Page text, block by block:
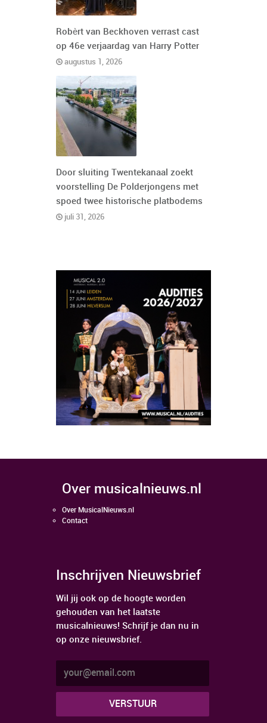
Robèrt van Beckhoven verrast cast
op 46e verjaardag van Harry Potter
augustus 1, 2026
Door sluiting Twentekanaal zoekt
voorstelling De Polderjongens met
spoed twee historische platbodems
juli 31, 2026
over musicalnieuws.nl
Over MusicalNieuws.nl
Contact
Inschrijven Nieuwsbrief
Wil jij ook op de hoogte worden
gehouden van het laatste
musicalnieuws! Schrijf je dan nu in
op onze nieuwsbrief.